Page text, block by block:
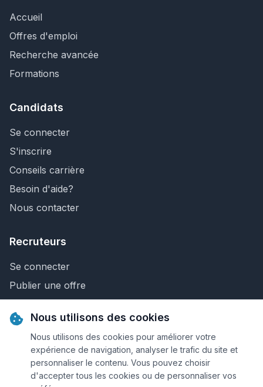
Accueil
Offres d'emploi
Recherche avancée
Formations
Candidats
Se connecter
S'inscrire
Conseils carrière
Besoin d'aide?
Nous contacter
Recruteurs
Se connecter
Publier une offre
Nous contacter
© 2026 Keejob.com. Tous droits réservés.
Nous utilisons des cookies
Nous utilisons des cookies pour améliorer votre
expérience de navigation, analyser le trafic du site et
personnaliser le contenu. Vous pouvez choisir
d'accepter tous les cookies ou de personnaliser vos